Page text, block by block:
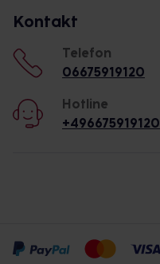
Kontakt
Telefon
06675919120
Hotline
+496675919120